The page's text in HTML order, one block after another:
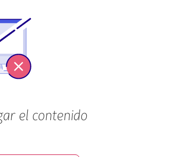
el contenido